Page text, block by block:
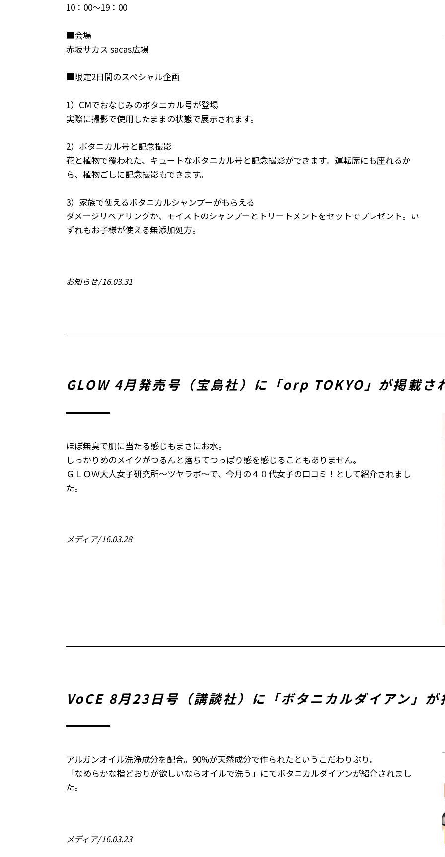
10：00～19：00
■会場
赤坂サカス sacas広場
■限定2日間のスペシャル企画
1）CMでおなじみのボタニカル号が登場
実際に撮影で使用したままの状態で展示されます。
2）ボタニカル号と記念撮影
花と植物で覆われた、キュートなボタニカル号と記念撮影ができます。運転席にも座れるか
ら、植物ごしに記念撮影もできます。
3）家族で使えるボタニカルシャンプーがもらえる
ダメージリペアリングか、モイストのシャンプーとトリートメントをセットでプレゼント。い
ずれもお子様が使える無添加処方。
お知らせ 16.03.31
GLOW 4月発売号（宝島社）に「orp TOKYO」が掲載さ
ほぼ無臭で肌に当たる感じもまさにお水。
しっかりめのメイクがつるんと落ちてつっぱり感を感じることもありません。
ＧＬＯＷ大人女子研究所～ツヤラボ～で、今月の４０代女子の口コミ！として紹介されまし
た。
メディア 16.03.28
VoCE 8月23日号（講談社）に「ボタニカルダイアン」が
アルガンオイル洗浄成分を配合。90%が天然成分で作られたというこだわりぶり。
「なめらかな指どおりが欲しいならオイルで洗う」にてボタニカルダイアンが紹介されまし
た。
メディア 16.03.23